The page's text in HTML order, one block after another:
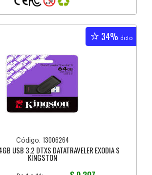
34% dcto
Código: 13006264
USB 3.2 DTXS DATATRAVELER EXODIA S
KINGSTON